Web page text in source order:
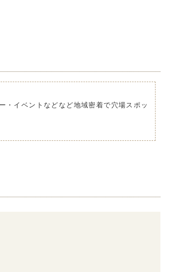
・イベントなどなど地域密着で穴場スポッ